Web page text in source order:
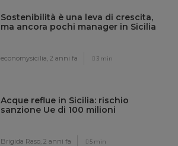
Sostenibilità è una leva di crescita,
ma ancora pochi manager in Sicilia
economysicilia,2 anni fa 3 min
Acque reflue in Sicilia: rischio
sanzione Ue di 100 milioni
Brigida Raso,2 anni fa 5 min